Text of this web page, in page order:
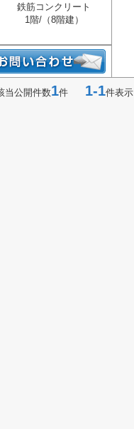
鉄筋コンクリート
1階/（8階建）
当公開件数1件 1-1件表示